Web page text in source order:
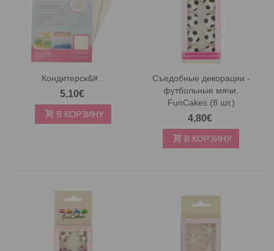
Кондитерск&#...
5,10€
В КОРЗИНУ
Съедобные декорации -
футбольные мячи,
FunCakes (8 шт.)
4,80€
В КОРЗИНУ